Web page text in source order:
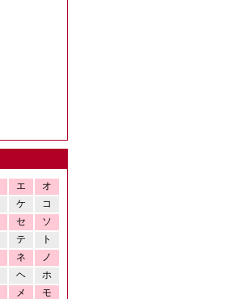
エ
オ
ケ
コ
セ
ソ
テ
ト
ネ
ノ
ヘ
ホ
メ
モ